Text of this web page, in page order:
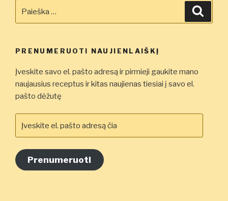
PRENUMERUOTI NAUJIENLAIŠKĮ
Įveskite savo el. pašto adresą ir pirmieji gaukite mano
naujausius receptus ir kitas naujienas tiesiai į savo el.
pašto dėžutę
el.
adresą
čia
Prenumeruoti